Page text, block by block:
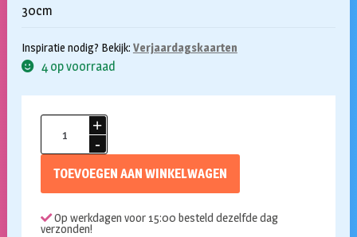
30cm
Inspiratie nodig? Bekijk: Verjaardagskaarten
4 op voorraad
aantal
TOEVOEGEN AAN WINKELWAGEN
Op werkdagen voor 15:00 besteld dezelfde dag
verzonden!